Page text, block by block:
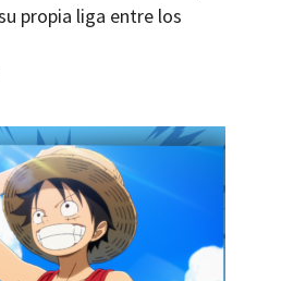
propia liga entre los